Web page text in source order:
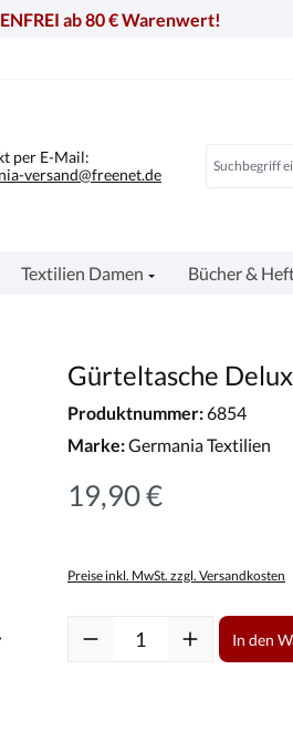
ab 80 € Warenwert!
per E-Mail:
versand@freenet.de
Textilien Damen Bücher &
Gürteltasche
Produktnummer:6854
Marke:Germania Textilien
19,90 €
Preise inkl. MwSt. zzgl. Versandkosten
Produkt Anzahl: Gib den
In den